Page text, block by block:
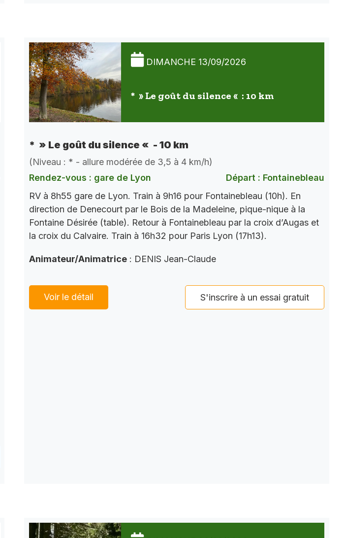
DIMANCHE 13/09/2026
* » Le goût du silence « : 10 km
* » Le goût du silence « - 10 km
(Niveau : * - allure modérée de 3,5 à 4 km/h)
Rendez-vous : gare de Lyon
Départ : Fontainebleau
RV à 8h55 gare de Lyon. Train à 9h16 pour Fontainebleau (10h). En
direction de Denecourt par le Bois de la Madeleine, pique-nique à la
Fontaine Désirée (table). Retour à Fontainebleau par la croix d’Augas et
la croix du Calvaire. Train à 16h32 pour Paris Lyon (17h13).
Animateur/Animatrice : DENIS Jean-Claude
Voir le détail S'inscrire à un essai gratuit